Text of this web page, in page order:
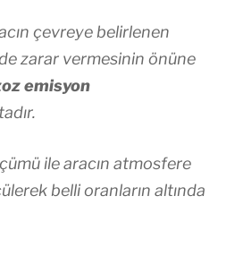
çevreye belirlenen
zarar vermesinin önüne
emisyon
ile aracın atmosfere
belli oranların altında